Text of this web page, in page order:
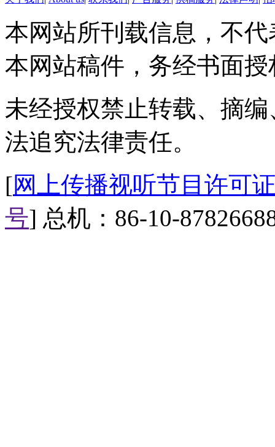
本网站所刊载信息，不
本网站稿件，务经书面授
未经授权禁止转载、摘
法追究法律责任。
[网上传播视听节目许可
号] 总机：86-10-